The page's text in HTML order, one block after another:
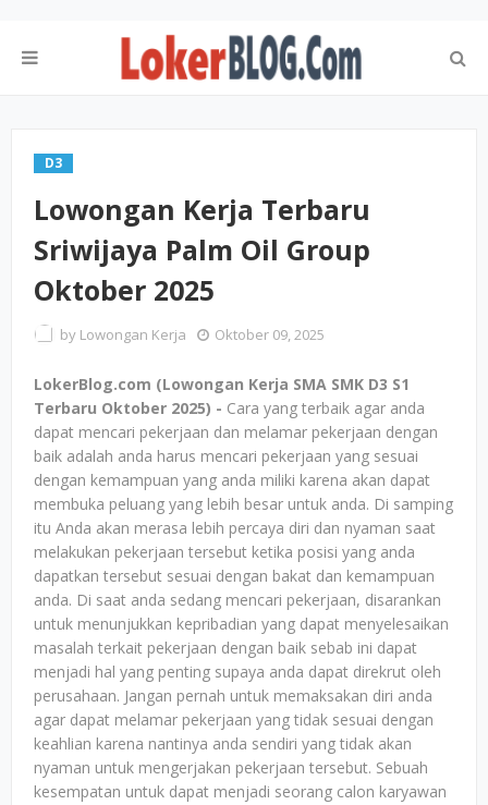
D3
Lowongan Kerja Terbaru
Sriwijaya Palm Oil Group
Oktober 2025
by Lowongan Kerja Oktober 09, 2025
LokerBlog.com (Lowongan Kerja SMA SMK D3 S1
Terbaru Oktober 2025) - Cara yang terbaik agar anda
dapat mencari pekerjaan dan melamar pekerjaan dengan
baik adalah anda harus mencari pekerjaan yang sesuai
dengan kemampuan yang anda miliki karena akan dapat
membuka peluang yang lebih besar untuk anda. Di samping
itu Anda akan merasa lebih percaya diri dan nyaman saat
melakukan pekerjaan tersebut ketika posisi yang anda
dapatkan tersebut sesuai dengan bakat dan kemampuan
anda. Di saat anda sedang mencari pekerjaan, disarankan
untuk menunjukkan kepribadian yang dapat menyelesaikan
masalah terkait pekerjaan dengan baik sebab ini dapat
menjadi hal yang penting supaya anda dapat direkrut oleh
perusahaan. Jangan pernah untuk memaksakan diri anda
agar dapat melamar pekerjaan yang tidak sesuai dengan
keahlian karena nantinya anda sendiri yang tidak akan
nyaman untuk mengerjakan pekerjaan tersebut. Sebuah
kesempatan untuk dapat menjadi seorang calon karyawan